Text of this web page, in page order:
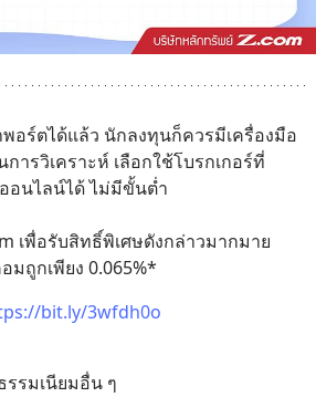
อร์ตได้แล้ว นักลงทุนก็ควรมีเครื่องมือ
ารวิเคราะห์ เลือกใช้โบรกเกอร์ที่
อนไลน์ได้ ไม่มีขั้นต่ำ
เพื่อรับสิทธิ์พิเศษดังกล่าวมากมาย
มถูกเพียง 0.065%*
bit.ly/3wfdh0o
รมเนียมอื่น ๆ